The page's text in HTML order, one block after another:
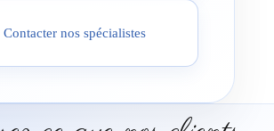
Contacter nos spécialistes